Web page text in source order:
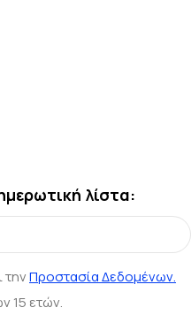
λίστα:
τηνΠροστασία Δεδομένων.
15 ετών.